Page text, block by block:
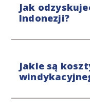
Jak
Indonezji?
przedsądowego,
windykacja
Jakie są